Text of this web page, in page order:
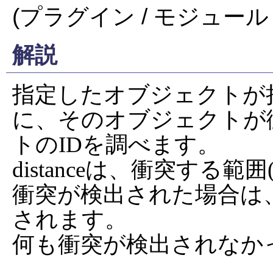
(プラグイン / モジュー
解説
指定したオブジェクト
に、そのオブジェクト
トのIDを調べます。
distanceは、衝突する範
衝突が検出された場合
されます。
何も衝突が検出されな